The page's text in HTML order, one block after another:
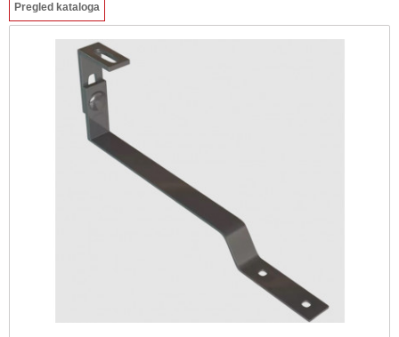
Pregled kataloga